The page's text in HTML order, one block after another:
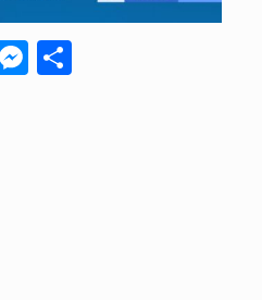
Telegram
Messenger